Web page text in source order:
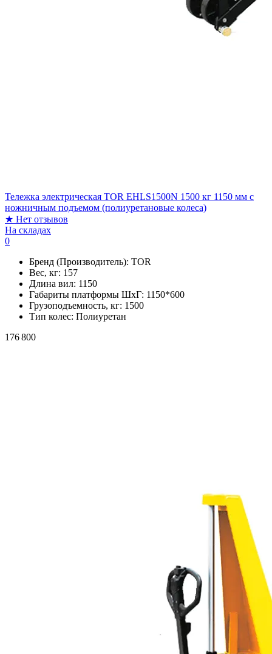
Тележка электрическая TOR EHLS1500N 1500 кг 1150 мм с
ножничным подъемом (полиуретановые колеса)
★ Нет отзывов
На складах
0
Бренд (Производитель): TOR
Вес, кг: 157
Длина вил: 1150
Габариты платформы ШxГ: 1150*600
Грузоподъемность, кг: 1500
Тип колес: Полиуретан
176 800